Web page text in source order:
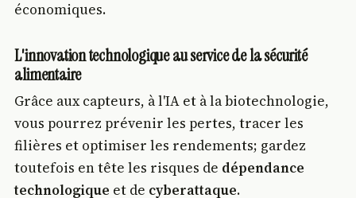
économiques.
L'innovation technologique au service de la sécurité
alimentaire
Grâce aux capteurs, à l'IA et à la biotechnologie,
vous pourrez prévenir les pertes, tracer les
filières et optimiser les rendements; gardez
toutefois en tête les risques de dépendance
technologique et de cyberattaque.